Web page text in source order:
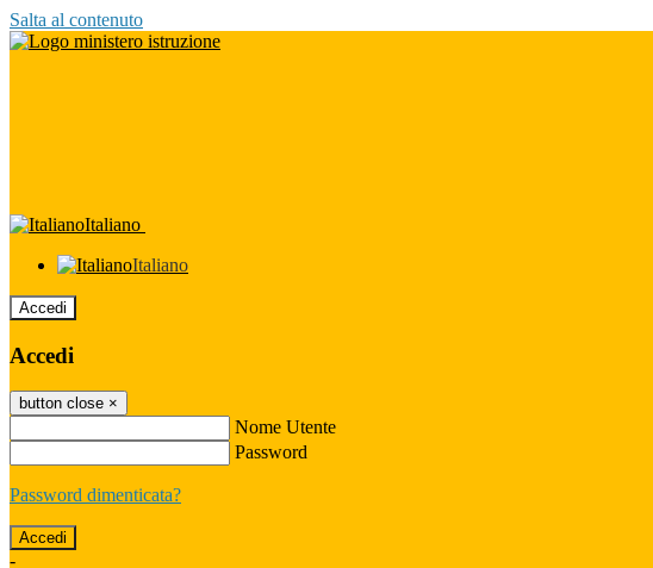
Salta al contenuto
Italiano
Italiano
Accedi
Accedi
button close ×
Nome Utente
Password
Password dimenticata?
-